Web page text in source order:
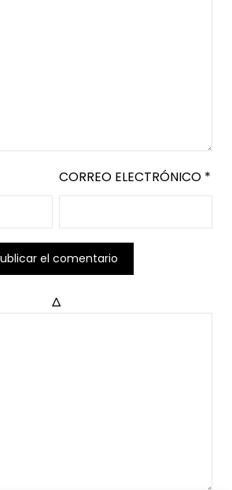
CORREO ELECTRÓNICO *
Δ